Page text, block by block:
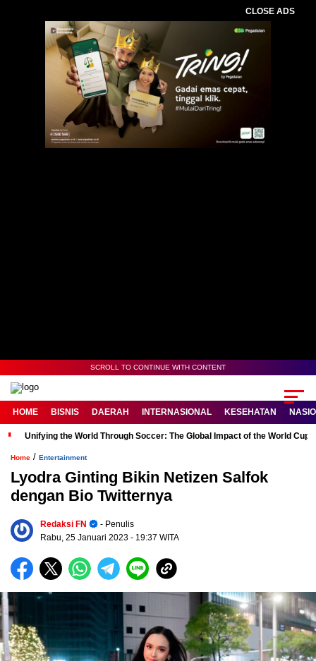
CLOSE ADS
SCROLL TO CONTINUE WITH CONTENT
HOME BISNIS DAERAH INTERNASIONAL KESEHATAN
Unifying the World Through Soccer: The Global Impact of the World Cup
Home / Entertainment
Lyodra Ginting Bikin Netizen Salfok
dengan Bio Twitternya
Redaksi FN
- Penulis
Rabu, 25 Januari 2023 - 19:37 WITA